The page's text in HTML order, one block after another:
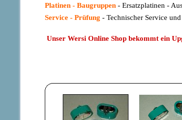
Platinen - Baugruppen - Ersatzplatinen -
Service - Prüfung - Technischer Service
Unser Wersi Online Shop bekommt ein